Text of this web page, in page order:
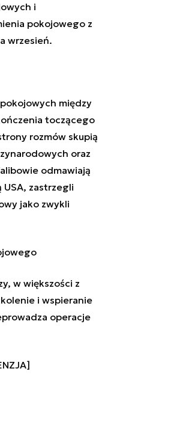
i
pokojowego z
wrzesień.
między
toczącego
rozmów skupią
oraz
odmawiają
zastrzegli
jako zwykli
w większości z
i wspieranie
operacje